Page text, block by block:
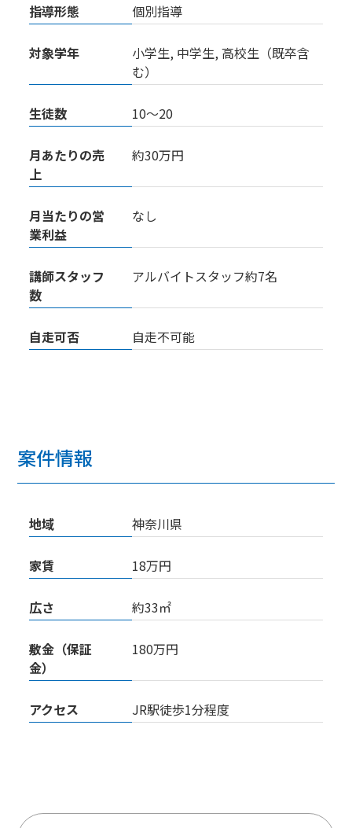
指導形態 個別指導
対象学年
小学生, 中学生, 高校生（既卒含
む）
生徒数 10〜20
月あたりの売
上
約30万円
月当たりの営
業利益
なし
講師スタッフ
数
アルバイトスタッフ約7名
自走可否 自走不可能
案件情報
地域 神奈川県
家賃 18万円
広さ 約33㎡
敷金（保証
金）
180万円
アクセス JR駅徒歩1分程度